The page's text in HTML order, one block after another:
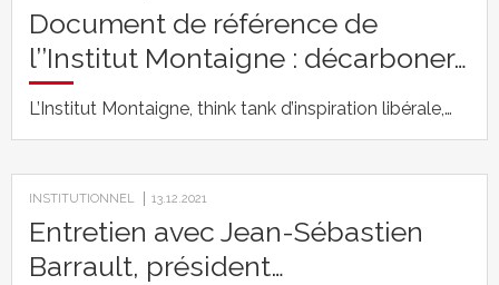
Document de référence de
l’’Institut Montaigne : décarboner…
L’Institut Montaigne, think tank d’inspiration libérale,…
INSTITUTIONNEL 13.12.2021
Entretien avec Jean-Sébastien
Barrault, président…